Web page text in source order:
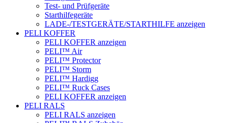
Test- und Prüfgeräte
Starthilfegeräte
LADE-/TESTGERÄTE/STARTHILFE anzeigen
PELI KOFFER
PELI KOFFER anzeigen
PELI™ Air
PELI™ Protector
PELI™ Storm
PELI™ Hardigg
PELI™ Ruck Cases
PELI KOFFER anzeigen
PELI RALS
PELI RALS anzeigen